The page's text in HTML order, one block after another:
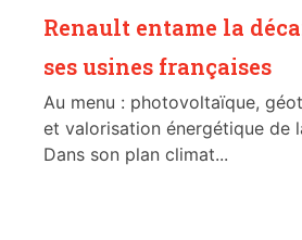
Renault entame la
ses usines françaises
Au menu : photovoltaïque,
et valorisation énergétique de
Dans son plan climat...